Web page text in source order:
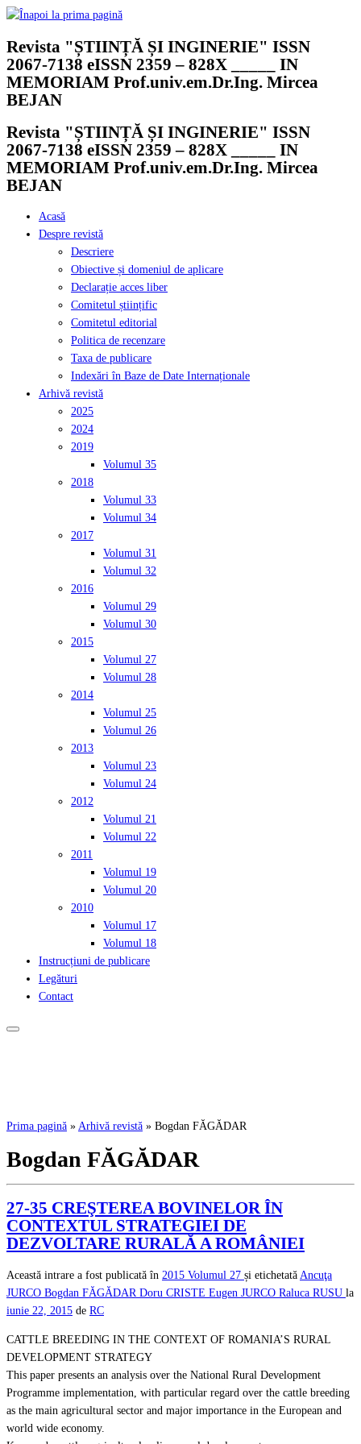
Skip
content
Revista "ȘTIINȚĂ ȘI INGINERIE" ISSN
2067-7138 eISSN 2359 – 828X _____ IN
MEMORIAM Prof.univ.em.Dr.Ing. Mircea
BEJAN
Revista "ȘTIINȚĂ ȘI INGINERIE" ISSN
2067-7138 eISSN 2359 – 828X _____ IN
MEMORIAM Prof.univ.em.Dr.Ing. Mircea
BEJAN
Acasă
Despre revistă
Descriere
Obiective și domeniul de aplicare
Declarație acces liber
Comitetul științific
Comitetul editorial
Politica de recenzare
Taxa de publicare
Indexări în Baze de Date Internaționale
Arhivă revistă
2025
2024
2019
Volumul 35
2018
Volumul 33
Volumul 34
2017
Volumul 31
Volumul 32
2016
Volumul 29
Volumul 30
2015
Volumul 27
Volumul 28
2014
Volumul 25
Volumul 26
2013
Volumul 23
Volumul 24
2012
Volumul 21
Volumul 22
2011
Volumul 19
Volumul 20
2010
Volumul 17
Volumul 18
Instrucțiuni de publicare
Legături
Contact
Prima pagină » Arhivă revistă » Bogdan FĂGĂDAR
Bogdan FĂGĂDAR
27-35 CREŞTEREA BOVINELOR ÎN
CONTEXTUL STRATEGIEI DE
DEZVOLTARE RURALĂ A ROMÂNIEI
Această intrare a fost publicată în 2015 Volumul 27 și etichetată Ancuţa
JURCO Bogdan FĂGĂDAR Doru CRISTE Eugen JURCO Raluca RUSU la
iunie 22, 2015 de RC
CATTLE BREEDING IN THE CONTEXT OF ROMANIA’S RURAL
DEVELOPMENT STRATEGY
This paper presents an analysis over the National Rural Development
Programme implementation, with particular regard over the cattle breeding
as the main agricultural sector and major importance in the European and
world wide economy.